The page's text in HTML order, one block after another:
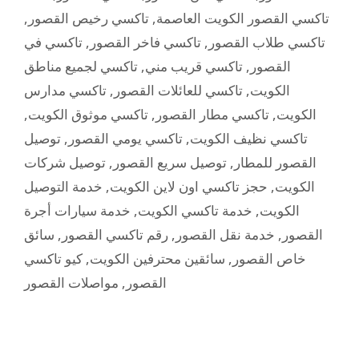
تاكسي القصور الكويت العاصمة, تاكسي رخيص القصور ,
تاكسي طلاب القصور , تاكسي فاخر القصور , تاكسي في
القصور , تاكسي قريب مني, تاكسي لجميع مناطق
الكويت, تاكسي للعائلات القصور , تاكسي مدارس
الكويت, تاكسي مطار القصور , تاكسي موثوق الكويت,
تاكسي نظيف الكويت, تاكسي يومي القصور , توصيل
القصور للمطار , توصيل سريع القصور , توصيل شركات
الكويت, حجز تاكسي اون لاين الكويت, خدمة التوصيل
الكويت, خدمة تاكسي الكويت, خدمة سيارات أجرة
القصور , خدمة نقل القصور , رقم تاكسي القصور , سائق
خاص القصور , سائقين محترفين الكويت, كيو تاكسي
القصور , مواصلات القصور